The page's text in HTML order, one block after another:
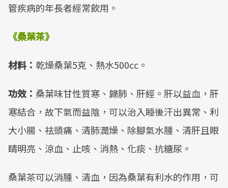
管疾病的年長者經常飲用。
《桑葉茶》
材料： 乾燥桑葉5克、熱水500cc。
功效： 桑葉味甘性質寒、歸肺、肝經。肝以益血，肝
寒結合，故下氣而益陰，可以治入睡後汗出異常、利
大小腸、祛頭痛、清肺潤燥、除腳氣水腫、清肝且眼
睛明亮、涼血、止咳、消熱、化痰、抗糖尿。
桑葉茶可以消腫、清血，因為桑葉有利水的作用，可